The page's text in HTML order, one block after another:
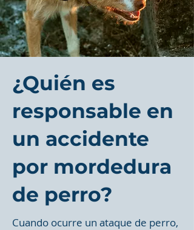
¿Quién es
responsable en
un accidente
por mordedura
de perro?
Cuando ocurre un ataque de perro,